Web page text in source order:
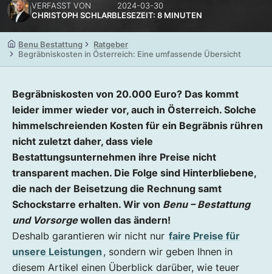
VERFASST VON
CHRISTOPH SCHLARB
2024-03-30
LESEZEIT: 8 MINUTEN
Benu Bestattung
Ratgeber
Begräbniskosten in Österreich: Eine umfassende Übersicht
Begräbniskosten von 20.000 Euro? Das kommt
leider immer wieder vor, auch in Österreich. Solche
himmelschreienden Kosten für ein Begräbnis rühren
nicht zuletzt daher, dass viele
Bestattungsunternehmen ihre Preise nicht
transparent machen. Die Folge sind Hinterbliebene,
die nach der Beisetzung die Rechnung samt
Schockstarre erhalten. Wir von Benu – Bestattung
und Vorsorgewollen das ändern!
Deshalb garantieren wir nicht nur faire Preise für
unsere Leistungen , sondern wir geben Ihnen in
diesem Artikel einen Überblick darüber, wie teuer